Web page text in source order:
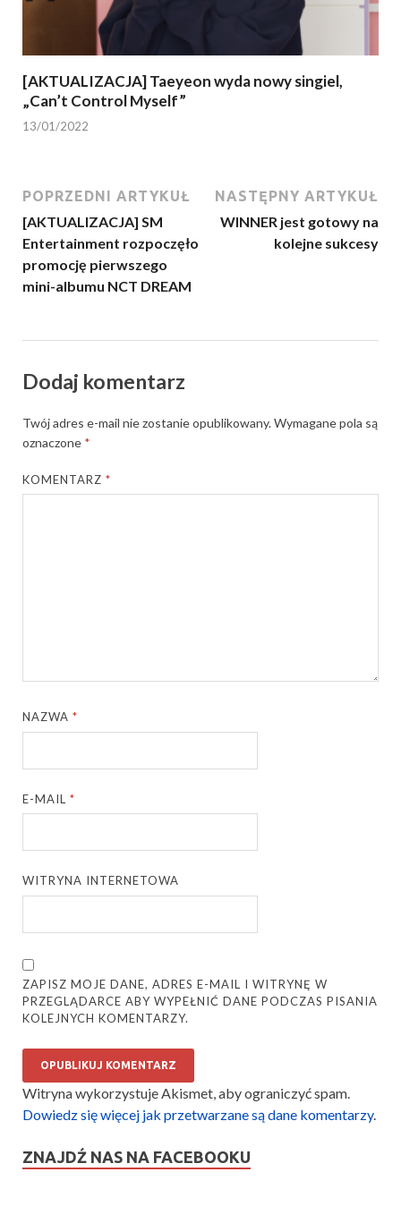
[AKTUALIZACJA] Taeyeon wyda nowy singiel,
„Can’t Control Myself”
13/01/2022
POPRZEDNI ARTYKUŁ
[AKTUALIZACJA] SM
Entertainment rozpoczęło
promocję pierwszego
mini-albumu NCT DREAM
NASTĘPNY ARTYKUŁ
WINNER jest gotowy na
kolejne sukcesy
Dodaj komentarz
Twój adres e-mail nie zostanie opublikowany.Wymagane pola są
oznaczone *
KOMENTARZ*
NAZWA*
E-MAIL*
WITRYNA INTERNETOWA
ZAPISZ MOJE DANE, ADRES E-MAIL I WITRYNĘ W
PRZEGLĄDARCE ABY WYPEŁNIĆ DANE PODCZAS PISANIA
KOLEJNYCH KOMENTARZY.
Witryna wykorzystuje Akismet, aby ograniczyć spam.
Dowiedz się więcej jak przetwarzane są dane komentarzy.
ZNAJDŹ NAS NA FACEBOOKU